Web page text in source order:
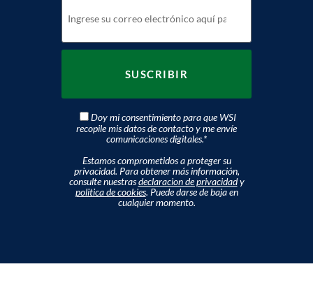
Doy mi consentimiento para que WSI
recopile mis datos de contacto y me envíe
comunicaciones digitales.*
Estamos comprometidos a proteger su
privacidad. Para obtener más información,
consulte nuestrasdeclaracion de privacidady
politica de cookies. Puede darse de baja en
cualquier momento.